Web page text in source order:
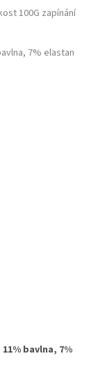
100G zapínání
7% elastan
bavlna, 7%